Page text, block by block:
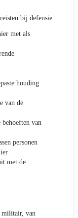
bij defensie
met als
houding
van de
behoeften van
personen
met de
militair, van